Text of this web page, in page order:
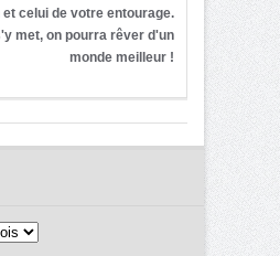
celui de votre entourage.
met, on pourra rêver d'un
monde meilleur !